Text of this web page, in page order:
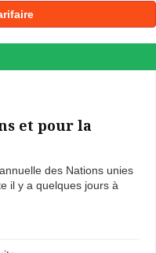
et pour la
des Nations unies
il y a quelques jours à